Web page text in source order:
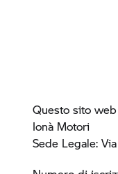
Questo sito
Ionà Motori
Sede Legale: